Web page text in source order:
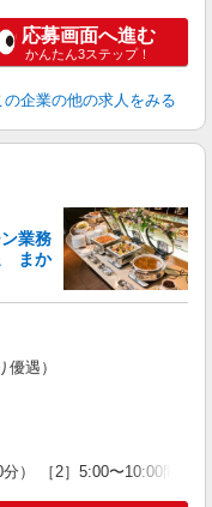
応募画面へ進む
かんたん3ステップ！
の企業の他の求人をみる
業務
まか
遇）
分） ［2］5:00〜10:00間